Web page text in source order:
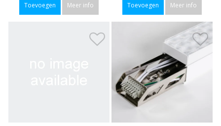
Toevoegen Meer info Toevoegen Meer info